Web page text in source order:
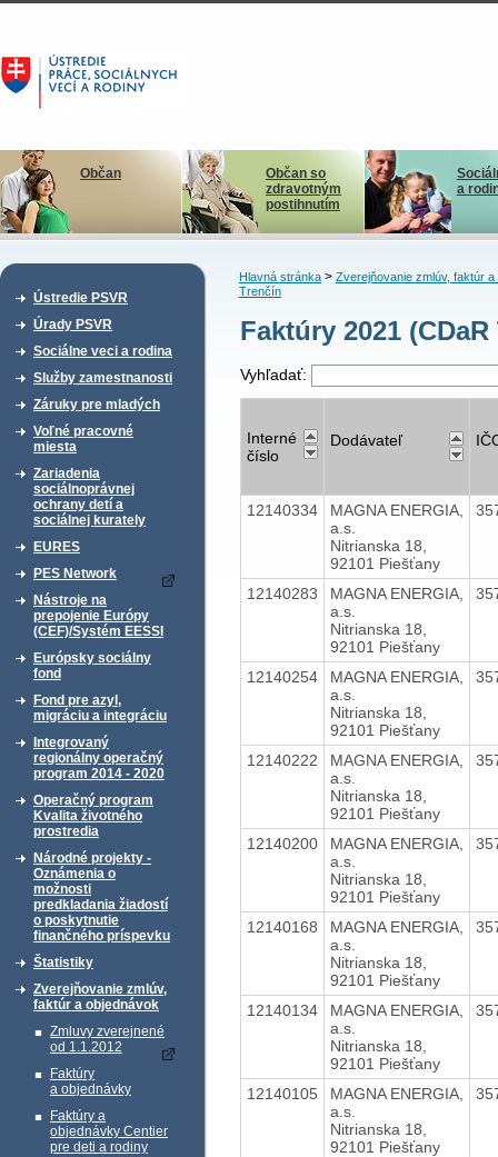
Občan
Občan so
zdravotným
postihnutím
a
Ústredie PSVR
Úrady PSVR
Sociálne veci a rodina
Služby zamestnanosti
Záruky pre mladých
Voľné pracovné
miesta
Zariadenia
sociálnoprávnej
ochrany detí a
sociálnej kurately
EURES
PES Network
Nástroje na
prepojenie Európy
(CEF)/Systém EESSI
Európsky sociálny
fond
Fond pre azyl,
migráciu a integráciu
Integrovaný
regionálny operačný
program 2014 - 2020
Operačný program
Kvalita životného
prostredia
Národné projekty -
Oznámenia o
možnosti
predkladania žiadostí
o poskytnutie
finančného príspevku
Štatistiky
Zverejňovanie zmlúv,
faktúr a objednávok
Zmluvy zverejnené
od 1.1.2012
Faktúry
a objednávky
Faktúry a
objednávky Centier
pre deti a rodiny
Hlavná stránka> Zverejňovanie zmlúv, faktúr a
Trenčín
Faktúry 2021
Vyhľadať:
Interné
číslo
Dodávateľ
12140334
MAGNA ENERGIA,
a.s.
Nitrianska 18,
92101 Piešťany
12140283
MAGNA ENERGIA,
a.s.
Nitrianska 18,
92101 Piešťany
12140254
MAGNA ENERGIA,
a.s.
Nitrianska 18,
92101 Piešťany
12140222
MAGNA ENERGIA,
a.s.
Nitrianska 18,
92101 Piešťany
12140200
MAGNA ENERGIA,
a.s.
Nitrianska 18,
92101 Piešťany
12140168
MAGNA ENERGIA,
a.s.
Nitrianska 18,
92101 Piešťany
12140134
MAGNA ENERGIA,
a.s.
Nitrianska 18,
92101 Piešťany
12140105
MAGNA ENERGIA,
a.s.
Nitrianska 18,
92101 Piešťany